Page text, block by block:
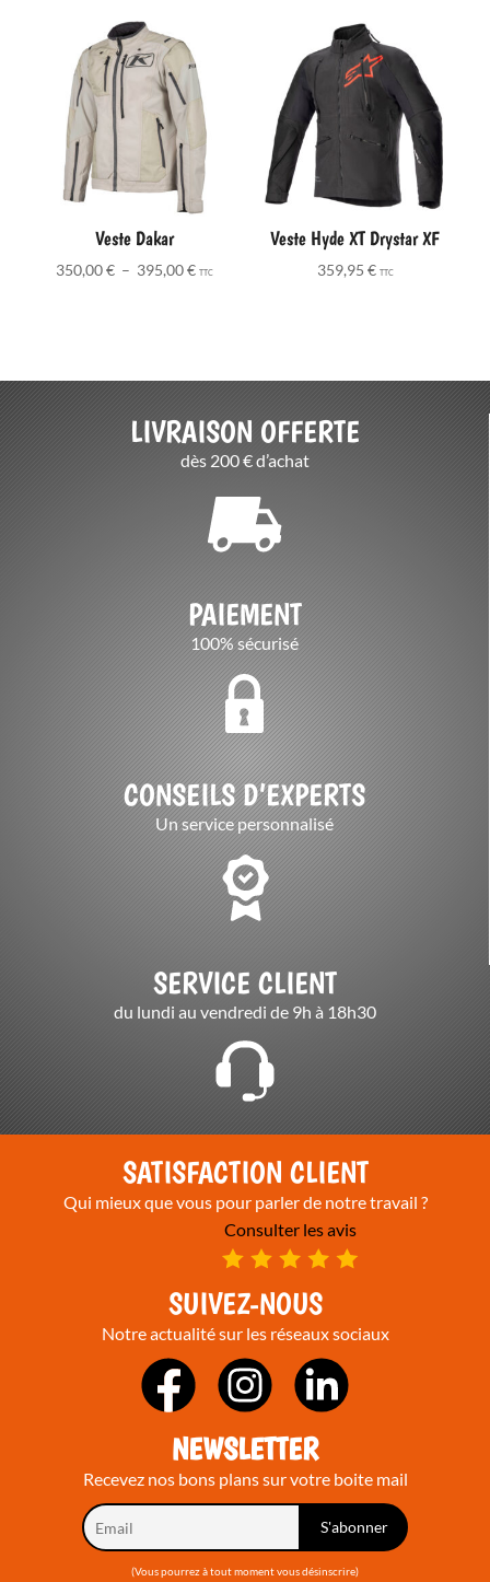
395,00 €
Veste Dakar
350,00€ – 395,00€Plage
TTC
Veste Hyde XT Drystar XF
359,95 € TTC
LIVRAISON OFFERTE
dès 200 € d’achat
PAIEMENT
100% sécurisé
CONSEILS D’EXPERTS
Un service personnalisé
SERVICE CLIENT
du lundi au vendredi de 9h à 18h30
SATISFACTION CLIENT
Qui mieux que vous pour parler de notre travail ?
Consulter les avis
SUIVEZ-NOUS
Notre actualité sur les réseaux sociaux
NEWSLETTER
Recevez nos bons plans sur votre boite mail
(Vous pourrez à tout moment vous désinscrire)